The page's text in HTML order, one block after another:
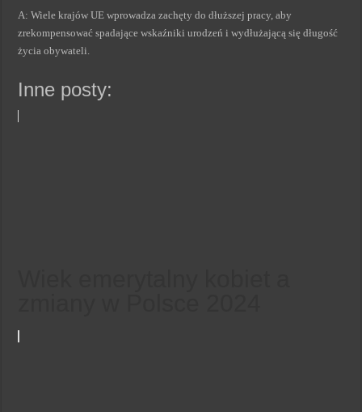
A: Wiele krajów UE wprowadza zachęty do dłuższej pracy, aby
zrekompensować spadające wskaźniki urodzeń i wydłużającą się długość
życia obywateli.
Inne posty: